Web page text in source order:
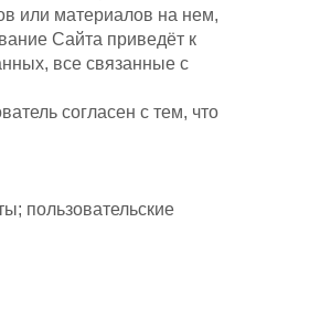
или материалов на нем,
Сайта приведёт к
все связанные с
согласен с тем, что
пользовательские